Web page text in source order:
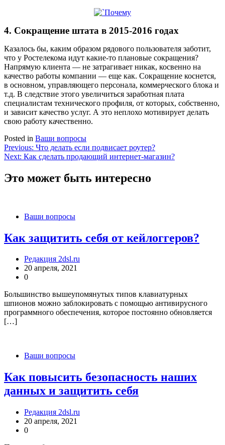
4. Сокращение штата в 2015-2016 годах
Казалось бы, каким образом рядового пользователя заботит,
что у Ростелекома идут какие-то плановые сокращения?
Напрямую клиента — не затрагивает никак, косвенно на
качество работы компании — еще как. Сокращение коснется,
в основном, управляющего персонала, коммерческого блока и
т.д. В следствие этого увеличиться заработная плата
специалистам технического профиля, от которых, собственно,
и зависит качество услуг. А это неплохо мотивирует делать
свою работу качественно.
Posted in Ваши вопросы
Навигация
по
записям
Previous: Что делать если подвисает роутер?
Next: Как сделать продающий интернет-магазин?
Это может быть интересно
Ваши вопросы
Как защитить себя от кейлоггеров?
Редакция 2dsl.ru
20 апреля, 2021
0
Большинство вышеупомянутых типов клавиатурных
шпионов можно заблокировать с помощью антивирусного
программного обеспечения, которое постоянно обновляется
[…]
Ваши вопросы
Как повысить безопасность наших
данных и защитить себя
Редакция 2dsl.ru
20 апреля, 2021
0